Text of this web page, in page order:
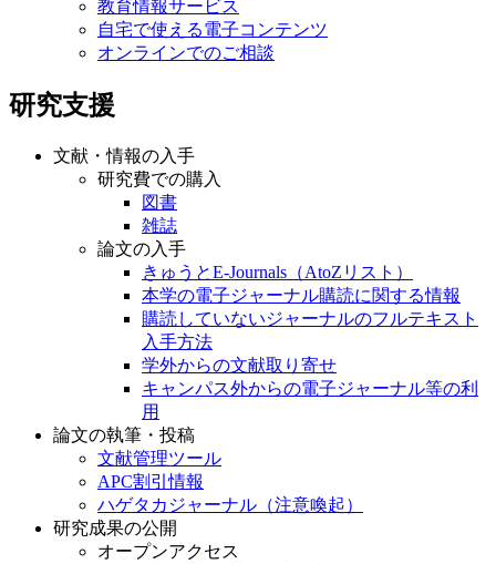
教育情報サービス
自宅で使える電子コンテンツ
オンラインでのご相談
研究支援
文献・情報の入手
研究費での購入
図書
雑誌
論文の入手
きゅうとE-Journals（AtoZリスト）
本学の電子ジャーナル購読に関する情報
購読していないジャーナルのフルテキスト
入手方法
学外からの文献取り寄せ
キャンパス外からの電子ジャーナル等の利
用
論文の執筆・投稿
文献管理ツール
APC割引情報
ハゲタカジャーナル（注意喚起）
研究成果の公開
オープンアクセス